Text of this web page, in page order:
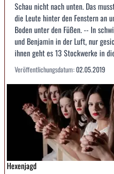
Schau nicht nach unten. Das
die Leute hinter den Fenstern an
Boden unter den Füßen. -- In
und Benjamin in der Luft, nur
ihnen geht es 13 Stockwerke in
Veröffentlichungsdatum:02.05.2019
Hexenjagd